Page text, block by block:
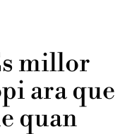
millor
ara que
quan